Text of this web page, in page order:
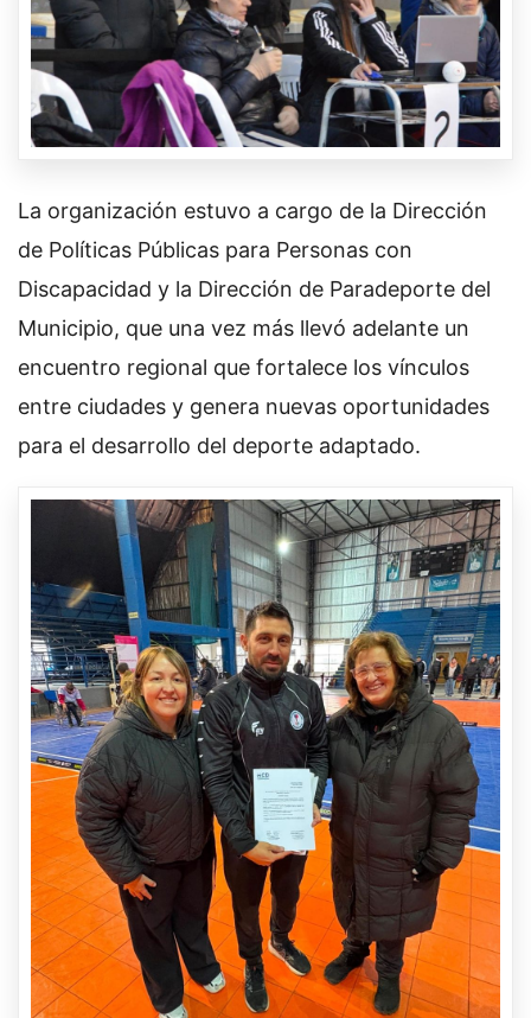
La organización estuvo a cargo de la Dirección
de Políticas Públicas para Personas con
Discapacidad y la Dirección de Paradeporte del
Municipio, que una vez más llevó adelante un
encuentro regional que fortalece los vínculos
entre ciudades y genera nuevas oportunidades
para el desarrollo del deporte adaptado.